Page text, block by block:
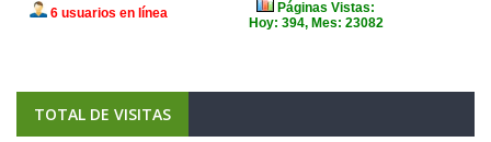
TOTAL DE VISITAS